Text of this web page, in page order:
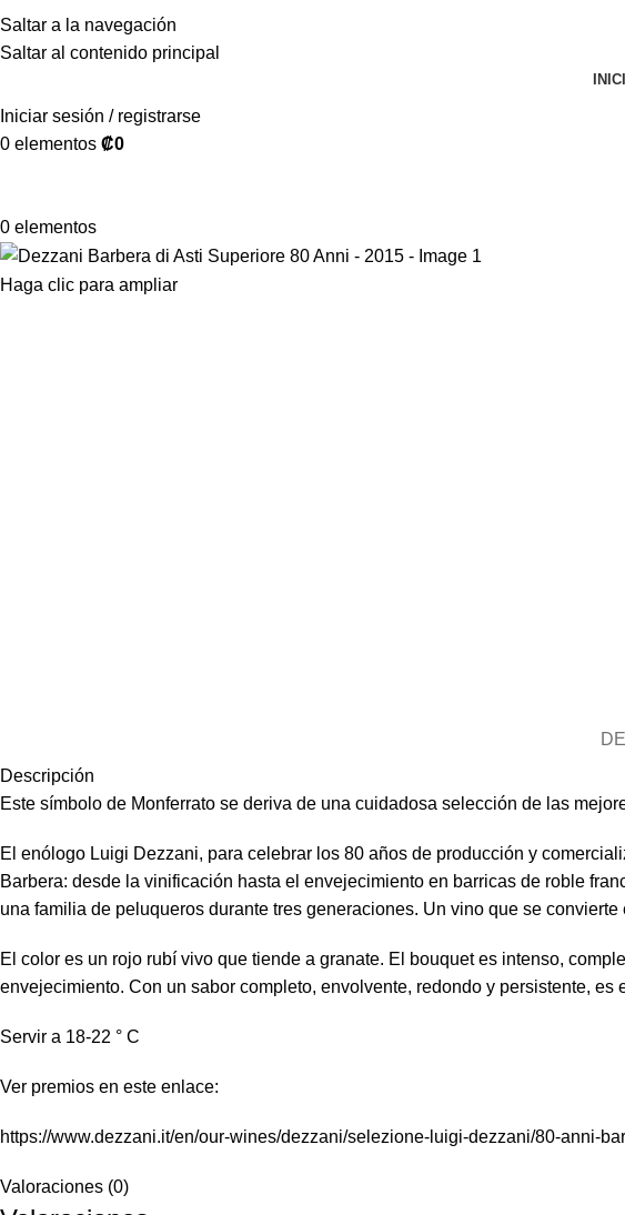
Saltar a la navegación
Saltar al contenido principal
Iniciar sesión / registrarse
0 elementos ₡0
0 elementos
Haga clic para ampliar
Descripción
Este símbolo de Monferrato se deriva de una cuidadosa selección de las
El enólogo Luigi Dezzani, para celebrar los 80 años de producción y
Barbera: desde la vinificación hasta el envejecimiento en barricas de roble
una familia de peluqueros durante tres generaciones. Un vino que se
El color es un rojo rubí vivo que tiende a granate. El bouquet es intenso,
envejecimiento. Con un sabor completo, envolvente, redondo y persistente,
Servir a 18-22 ° C
Ver premios en este enlace:
https://www.dezzani.it/en/our-wines/dezzani/selezione-luigi-dezzani/80-anni-
Valoraciones (0)